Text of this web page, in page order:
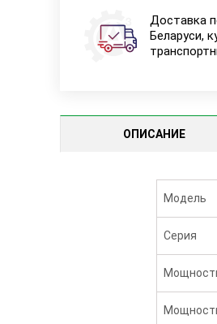
Доставка
Беларуси,
ОПИСАНИЕ
Модель
Серия